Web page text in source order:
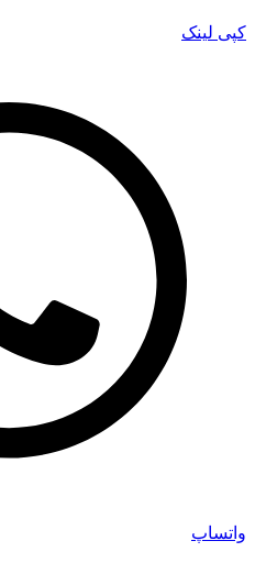
کپی لینک
واتساپ